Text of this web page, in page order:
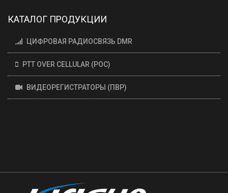
КАТАЛОГ ПРОДУКЦИИ
ЦИФРОВАЯ РАДИОСВЯЗЬ DMR
PTT OVER CELLULAR (POC)
ВИДЕОРЕГИСТРАТОРЫ (ПВР)